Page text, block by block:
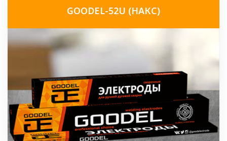
GOODEL-52U (НАКС)